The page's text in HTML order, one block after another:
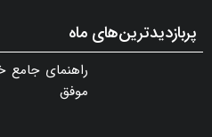
پربازدیدترین‌های ماه
راهنمای
موفق